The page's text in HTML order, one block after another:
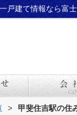
戸建て情報なら富
> 甲斐住吉駅の住